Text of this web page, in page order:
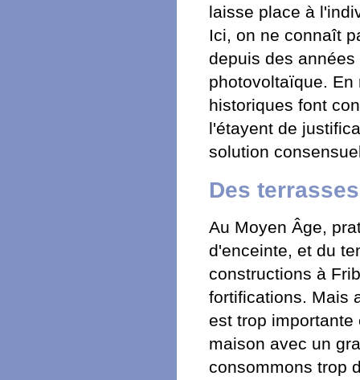
laisse place à
Ici, on ne connaît
depuis des
photovoltaïque.
historiques font
l'étayent de
solution
Des
Au Moyen Âge,
d'enceinte, et du
constructions à
fortifications. Mais
est trop
maison avec un
consommons trop